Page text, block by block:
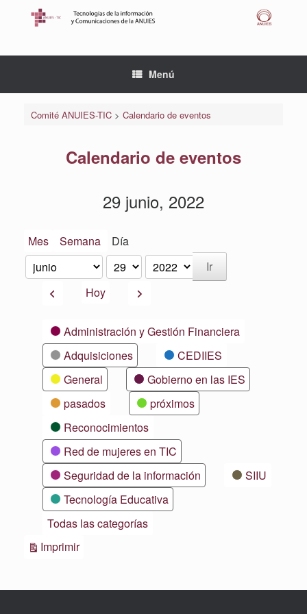
Menú
Comité ANUIES-TIC> Calendario de eventos
Calendario de eventos
29 junio, 2022
Mes Semana Día
Mes
Día
Año
AnteriorHoy Siguiente
CategoríasAdministración y Gestión Financiera
Adquisiciones
CEDIIES
General
Gobierno en las IES
pasados
próximos
Reconocimientos
Red de mujeres en TIC
Seguridad de la información
SIIU
Tecnología Educativa
Todas las categorías
ImprimirVistas